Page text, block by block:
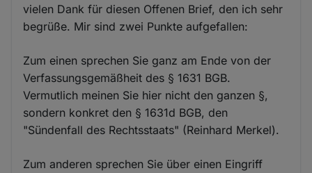
vielen Dank für diesen Offenen Brief, den ich sehr
begrüße. Mir sind zwei Punkte aufgefallen:
Zum einen sprechen Sie ganz am Ende von der
Verfassungsgemäßheit des § 1631 BGB.
Vermutlich meinen Sie hier nicht den ganzen §,
sondern konkret den § 1631d BGB, den
"Sündenfall des Rechtsstaats" (Reinhard Merkel).
Zum anderen sprechen Sie über einen Eingriff